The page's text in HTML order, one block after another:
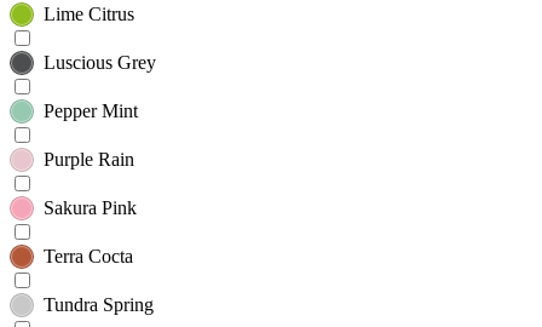
Lime Citrus
Luscious Grey
Pepper Mint
Purple Rain
Sakura Pink
Terra Cocta
Tundra Spring